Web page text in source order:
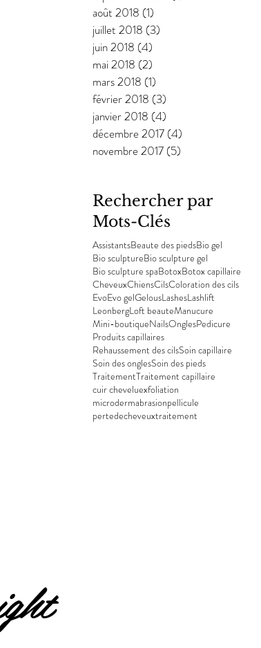
août 2018 (1)
juillet 2018 (3)
juin 2018 (4)
mai 2018 (2)
mars 2018 (1)
février 2018 (3)
janvier 2018 (4)
décembre 2017 (4)
novembre 2017 (5)
Rechercher par
Mots-Clés
AssistantsBeaute des piedsBio gel
Bio sculptureBio sculpture gel
Bio sculpture spaBotoxBotox capillaire
CheveuxChiensCilsColoration des cils
EvoEvo gelGelousLashesLashlift
LeonbergLoft beauteManucure
Mini-boutiqueNailsOnglesPedicure
Produits capillaires
Rehaussement des cilsSoin capillaire
Soin des onglesSoin des pieds
TraitementTraitement capillaire
cuir cheveluexfoliation
microdermabrasionpellicule
pertedecheveuxtraitement